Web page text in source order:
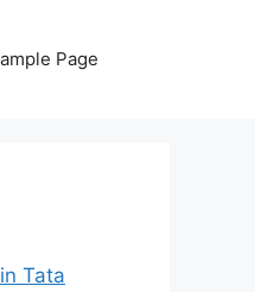
Page
Tata